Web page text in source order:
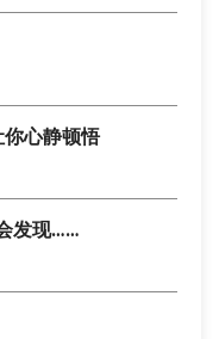
心静顿悟
发现……